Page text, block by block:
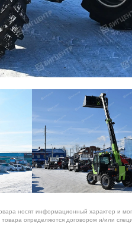
носят информационный характер и
определяются договором и/или